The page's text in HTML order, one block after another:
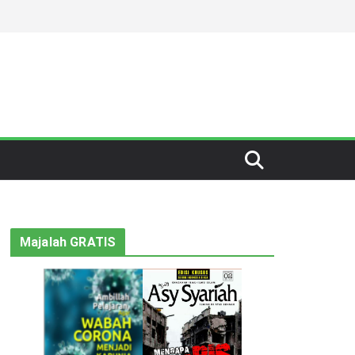
Majalah GRATIS